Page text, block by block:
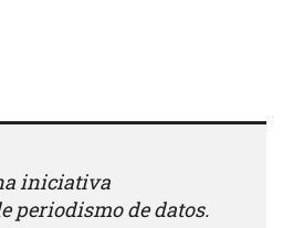
iniciativa
periodismo de datos.